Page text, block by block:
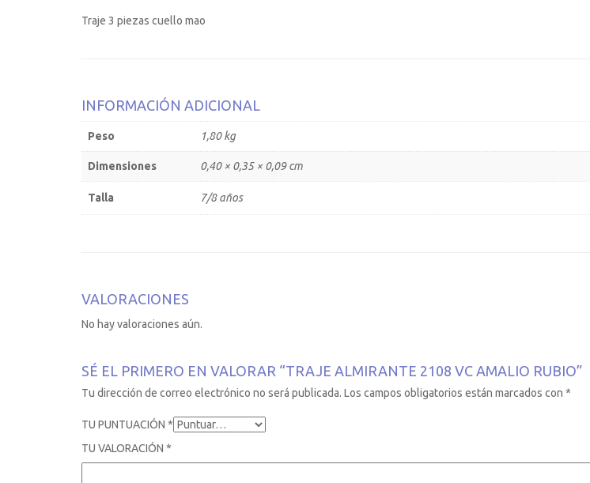
Traje 3 piezas cuello mao
INFORMACIÓN ADICIONAL
Peso 1,80 kg
Dimensiones 0,40 × 0,35 × 0,09 cm
Talla 7/8 años
VALORACIONES
No hay valoraciones aún.
SÉ EL PRIMERO EN VALORAR “TRAJE ALMIRANTE 2108 VC AMALIO RUBIO”
Tu dirección de correo electrónico no será publicada. Los campos obligatorios están marcados con *
TU PUNTUACIÓN *
TU VALORACIÓN *